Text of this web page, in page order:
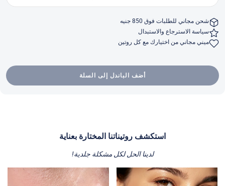
شحن مجاني للطلبات فوق 850 جنيه
سياسة الاسترجاع والاستبدال
ميني مجاني من اختيارك مع كل روتين
أضف الباندل إلى السلة
استكشف روتيناتنا المختارة بعناية
لدينا الحل لكل مشكلة جلدية!